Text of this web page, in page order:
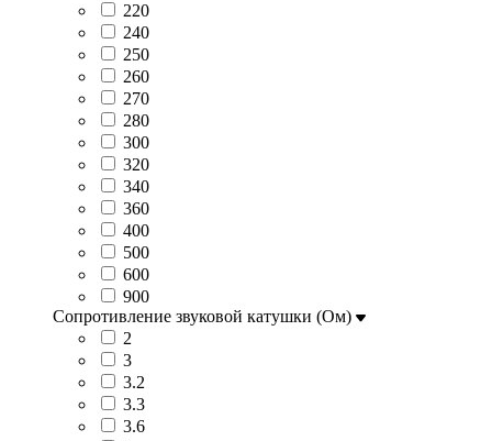
220
240
250
260
270
280
300
320
340
360
400
500
600
900
Сопротивление звуковой катушки (Ом)
2
3
3.2
3.3
3.6